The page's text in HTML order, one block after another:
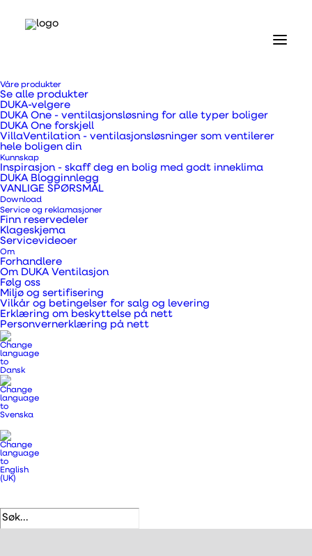
Våre produkter
Se alle produkter
DUKA-velgere
DUKA One - ventilasjonsløsning for alle typer boliger
DUKA One forskjell
VillaVentilation - ventilasjonsløsninger som ventilerer
hele boligen din
Kunnskap
Inspirasjon - skaff deg en bolig med godt inneklima
DUKA Blogginnlegg
VANLIGE SPØRSMÅL
Download
Service og reklamasjoner
Finn reservedeler
Klageskjema
Servicevideoer
Om
Forhandlere
Om DUKA Ventilasjon
Følg oss
Miljø og sertifisering
Vilkår og betingelser for salg og levering
Erklæring om beskyttelse på nett
Personvernerklæring på nett